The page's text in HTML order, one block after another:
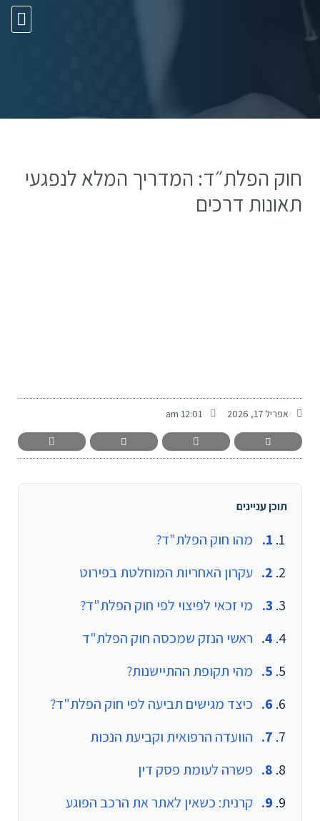
חוק הפלת״ד: המדריך המלא לנפגעי
תאונות דרכים
אפריל 17, 2026 12:01 am
תוכן עניינים
מהו חוק הפלת"ד?
עקרון האחריות המוחלטת בפירוט
מי זכאי לפיצוי לפי חוק הפלת"ד?
ראשי הנזק שמכסה חוק הפלת"ד
מהי תקופת ההתיישנות?
כיצד מגישים תביעה לפי חוק הפלת"ד?
הוועדה הרפואית וקביעת הנכות
פשרה לעומת פסק דין
קרנית: כשאין לאתר את הרכב הפוגע